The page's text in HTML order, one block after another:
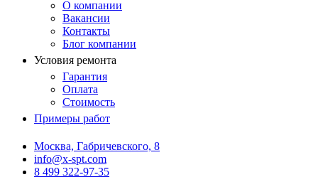
О компании
Вакансии
Контакты
Блог компании
Условия ремонта
Гарантия
Оплата
Стоимость
Примеры работ
Москва, Габричевского, 8
info@x-spt.com
8 499 322-97-35